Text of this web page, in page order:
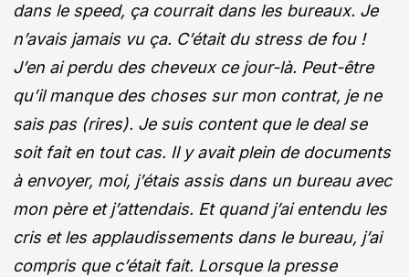
dans le speed, ça courrait dans les bureaux. Je
n’avais jamais vu ça. C’était du stress de fou !
J’en ai perdu des cheveux ce jour-là. Peut-être
qu’il manque des choses sur mon contrat, je ne
sais pas (rires). Je suis content que le deal se
soit fait en tout cas. Il y avait plein de documents
à envoyer, moi, j’étais assis dans un bureau avec
mon père et j’attendais. Et quand j’ai entendu les
cris et les applaudissements dans le bureau, j’ai
compris que c’était fait. Lorsque la presse